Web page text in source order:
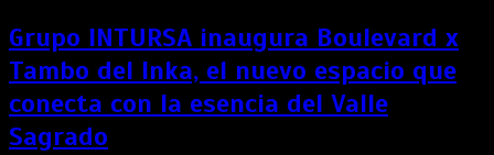
Grupo INTURSA inaugura Boulevard x
Tambo del Inka, el nuevo espacio que
conecta con la esencia del Valle
Sagrado